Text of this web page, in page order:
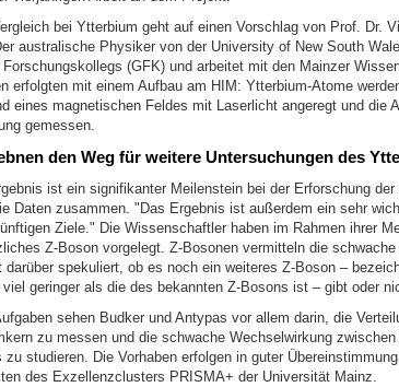
bei Ytterbium geht auf einen Vorschlag von Prof. Dr.
australische Physiker von der University of New South
(GFK) und arbeitet mit den Mainzer
erfolgten mit einem Aufbau am HIM: Ytterbium-Atome
eines magnetischen Feldes mit Laserlicht angeregt und die
gemessen.
den Weg für weitere Untersuchungen des
ist ein signifikanter Meilenstein bei der Erforschung
Daten zusammen. "Das Ergebnis ist außerdem ein sehr
Ziele." Die Wissenschaftler haben im Rahmen ihrer
Z-Boson vorgelegt. Z-Bosonen vermitteln die
darüber spekuliert, ob es noch ein weiteres Z-Boson –
geringer als die des bekannten Z-Bosons ist – gibt oder
sehen Budker und Antypas vor allem darin, die
zu messen und die schwache Wechselwirkung zwischen
zu studieren. Die Vorhaben erfolgen in guter
des Exzellenzclusters PRISMA+ der Universität Mainz.